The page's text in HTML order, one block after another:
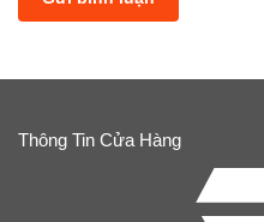
Thông Tin Cửa Hàng